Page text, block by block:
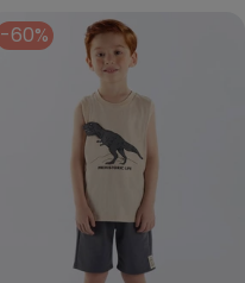
-60%